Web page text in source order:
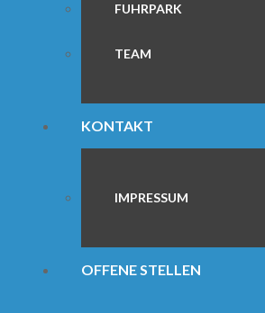
FUHRPARK
TEAM
KONTAKT
IMPRESSUM
OFFENE STELLEN